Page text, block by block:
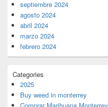
septiembre 2024
agosto 2024
abril 2024
marzo 2024
febrero 2024
Categories
2025
Buy weed in monterrey